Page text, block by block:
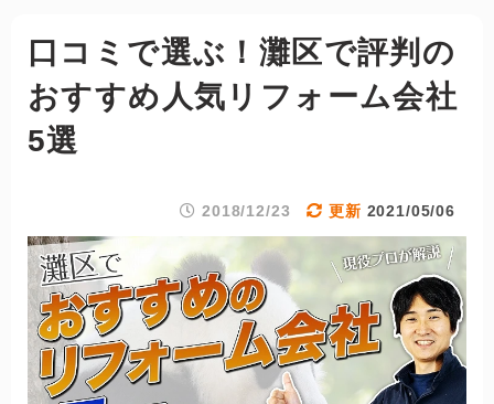
口コミで選ぶ！灘区で評判の
おすすめ人気リフォーム会社
5選
2018/12/23 2021/05/06